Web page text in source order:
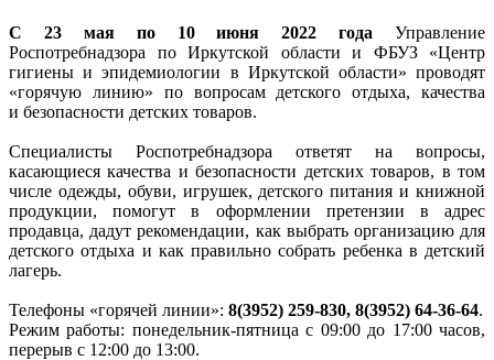
С 23 мая по 10 июня 2022 года Управление
Роспотребнадзора по Иркутской области и ФБУЗ «Центр
гигиены и эпидемиологии в Иркутской области» проводят
«горячую линию» по вопросам детского отдыха, качества
и безопасности детских товаров.
Специалисты Роспотребнадзора ответят на вопросы,
касающиеся качества и безопасности детских товаров, в том
числе одежды, обуви, игрушек, детского питания и книжной
продукции, помогут в оформлении претензии в адрес
продавца, дадут рекомендации, как выбрать организацию для
детского отдыха и как правильно собрать ребенка в детский
лагерь.
Телефоны «горячей линии»: 8(3952) 259-830, 8(3952) 64-36-64.
Режим работы: понедельник-пятница с 09:00 до 17:00 часов,
перерыв с 12:00 до 13:00.